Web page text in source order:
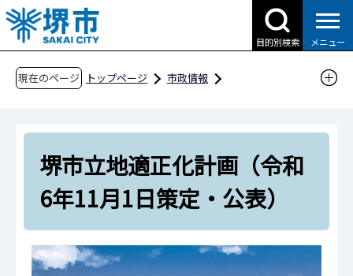
こ
の
ペ
目的別検索 メニュー
現在のページ トップページ
市政情報
都市計画マスタープラン・立地適正化計画・基
本方針等
堺市立地適正化計画（令和6年11月1日策定・公
表）
堺市立地適正化計画（令和
6年11月1日策定・公表）